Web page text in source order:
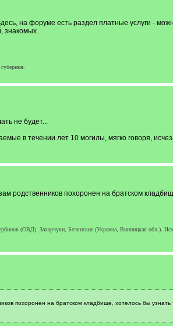
на форуме есть раздел платные услуги -
знакомых.
не будет...
в течении лет 10 могилы, мягко говоря,
родственников похоронен на братском
(ОВД). Захарчуки, Белянские (Украина, Винницкая обл.).
похоронен на братском кладбище, хотелось бы узнать